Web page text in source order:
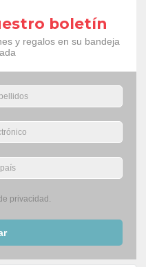
boletín
y regalos en su bandeja
privacidad.